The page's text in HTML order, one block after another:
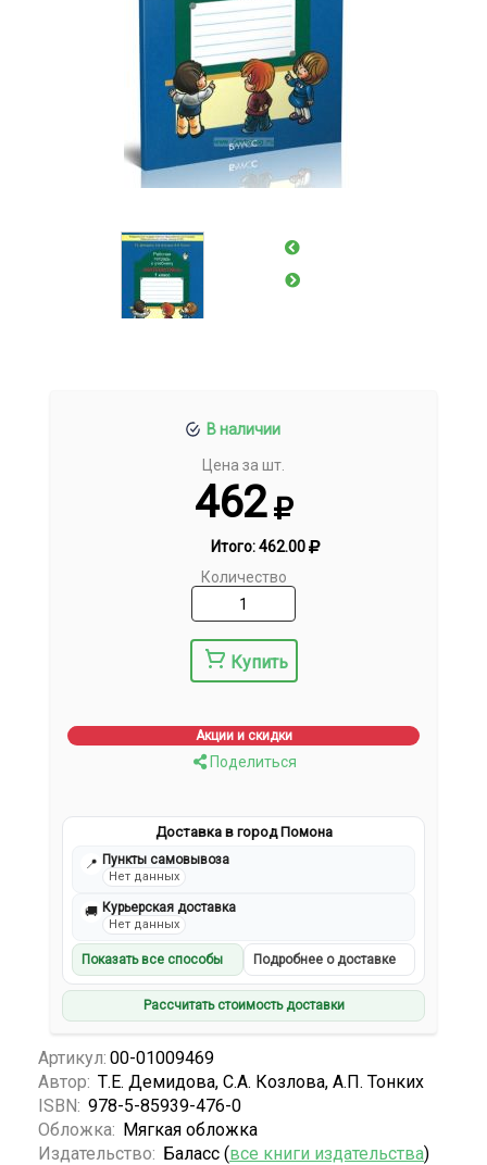
В наличии
Цена за шт.
462
Итого:462.00
Количество
Купить
Акции и скидки
Поделиться
Доставка в город Помона
📍 Пункты самовывоза
Нет данных
🚚 Курьерская доставка
Нет данных
Показать все способы Подробнее о доставке
Рассчитать стоимость доставки
Артикул: 00-01009469
Автор: Т.Е. Демидова, С.А. Козлова, А.П. Тонких
ISBN: 978-5-85939-476-0
Обложка: Мягкая обложка
Издательство: Баласс (все книги издательства)